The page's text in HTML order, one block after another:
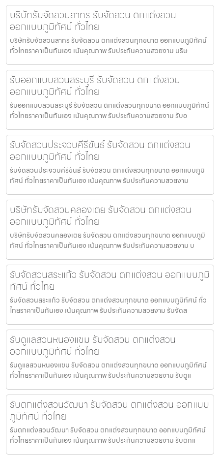
บริษัทรับจัดสวนสาทร รับจัดสวน ตกแต่งสวน
ออกแบบภูมิทัศน์ ทั่วไทย
บริษัทรับจัดสวนสาทร รับจัดสวน ตกแต่งสวนทุกขนาด ออกแบบภูมิทัศน์
ทั่วไทยราคาเป็นกันเอง เน้นคุณภาพ รับประกันความสวยงาม บริษ
รับออกแบบสวนสระบุรี รับจัดสวน ตกแต่งสวน
ออกแบบภูมิทัศน์ ทั่วไทย
รับออกแบบสวนสระบุรี รับจัดสวน ตกแต่งสวนทุกขนาด ออกแบบภูมิทัศน์
ทั่วไทยราคาเป็นกันเอง เน้นคุณภาพ รับประกันความสวยงาม รับอ
รับจัดสวนประจวบคีรีขันธ์ รับจัดสวน ตกแต่งสวน
ออกแบบภูมิทัศน์ ทั่วไทย
รับจัดสวนประจวบคีรีขันธ์ รับจัดสวน ตกแต่งสวนทุกขนาด ออกแบบภูมิ
ทัศน์ ทั่วไทยราคาเป็นกันเอง เน้นคุณภาพ รับประกันความสวยงาม
บริษัทรับจัดสวนคลองเตย รับจัดสวน ตกแต่งสวน
ออกแบบภูมิทัศน์ ทั่วไทย
บริษัทรับจัดสวนคลองเตย รับจัดสวน ตกแต่งสวนทุกขนาด ออกแบบภูมิ
ทัศน์ ทั่วไทยราคาเป็นกันเอง เน้นคุณภาพ รับประกันความสวยงาม บ
รับจัดสวนสระแก้ว รับจัดสวน ตกแต่งสวน ออกแบบภูมิ
ทัศน์ ทั่วไทย
รับจัดสวนสระแก้ว รับจัดสวน ตกแต่งสวนทุกขนาด ออกแบบภูมิทัศน์ ทั่ว
ไทยราคาเป็นกันเอง เน้นคุณภาพ รับประกันความสวยงาม รับจัดส
รับดูแลสวนหนองแขม รับจัดสวน ตกแต่งสวน
ออกแบบภูมิทัศน์ ทั่วไทย
รับดูแลสวนหนองแขม รับจัดสวน ตกแต่งสวนทุกขนาด ออกแบบภูมิทัศน์
ทั่วไทยราคาเป็นกันเอง เน้นคุณภาพ รับประกันความสวยงาม รับดูแ
รับตกแต่งสวนวัฒนา รับจัดสวน ตกแต่งสวน ออกแบบ
ภูมิทัศน์ ทั่วไทย
รับตกแต่งสวนวัฒนา รับจัดสวน ตกแต่งสวนทุกขนาด ออกแบบภูมิทัศน์
ทั่วไทยราคาเป็นกันเอง เน้นคุณภาพ รับประกันความสวยงาม รับตกแ